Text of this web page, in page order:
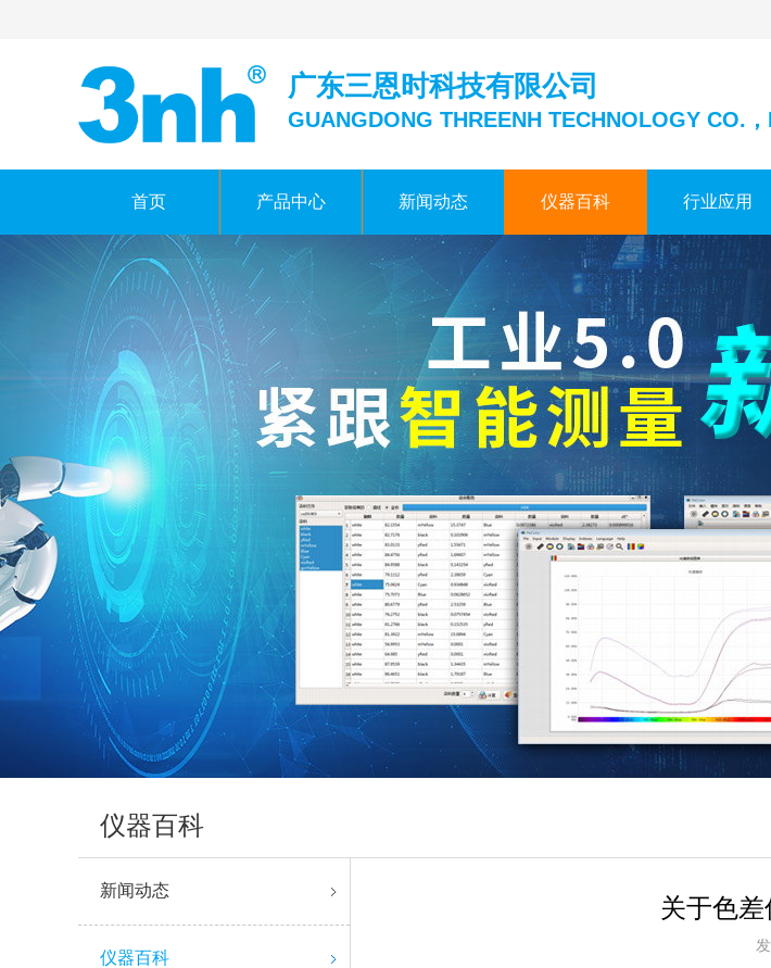
广东三恩时科技有限公司
GUANGDONG THREENH TECHNOLOGY CO.
首页 产品中心 新闻动态 仪器百科 行业应用
仪器百科
新闻动态
仪器百科
关于色